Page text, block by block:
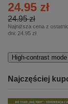
– 2/2026
24.95 zł
24.95 zł
Najniższa cena z
dni: 24.95 zł
High-contrast mode
Najczęściej